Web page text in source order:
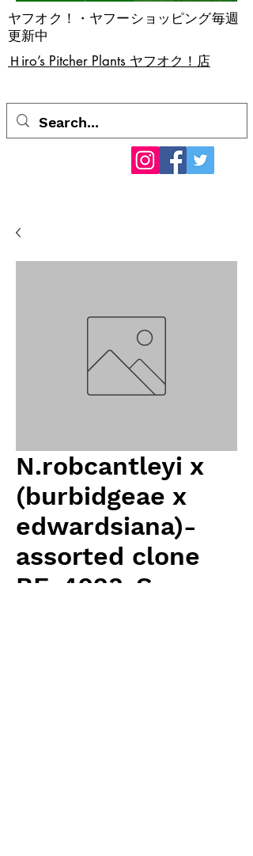
​Ｈiro’s Pitcher Plants ヤフオク！店
ヤフオク！・ヤフーショッピング毎週
更新中
N.robcantleyi x
(burbidgeae x
edwardsiana)-
assorted clone
BE-4023-S